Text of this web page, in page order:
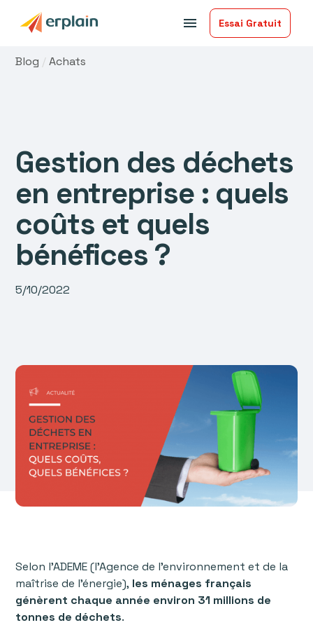
menu Essai Gratuit
Blog /Achats
Gestion des déchets
en entreprise : quels
coûts et quels
bénéfices ?
5/10/2022
Selon l’ADEME (l'Agence de l'environnement et de la
maîtrise de l'énergie), les ménages français
génèrent chaque année environ 31 millions de
tonnes de déchets.